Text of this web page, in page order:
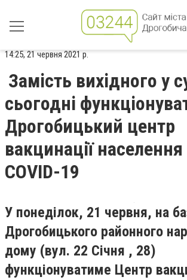
14:25, 21 червня 2021 р.
Замість вихідного у
сьогодні
Дрогобицький центр
вакцинації населення
COVID-19
У понеділок, 21 червня, на
Дрогобицького районного
дому (вул. 22 Січня , 28)
функціонуватиме Центр